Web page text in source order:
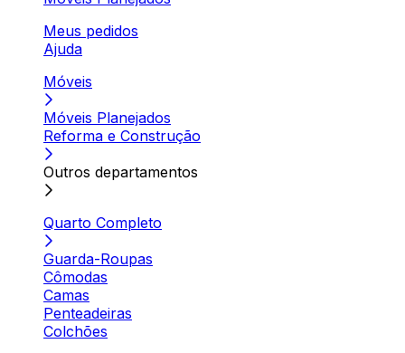
Meus pedidos
Ajuda
Móveis
Móveis Planejados
Reforma e Construção
Outros departamentos
Quarto Completo
Guarda-Roupas
Cômodas
Camas
Penteadeiras
Colchões